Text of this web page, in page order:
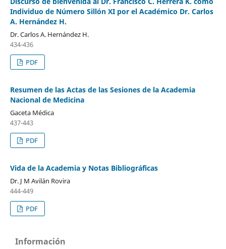
Individuo de Número Sillón XI por el Académico Dr. Carlos
A. Hernández H.
Dr. Carlos A. Hernández H.
434-436
PDF
Resumen de las Actas de las Sesiones de la Academia
Nacional de Medicina
Gaceta Médica
437-443
PDF
Vida de la Academia y Notas Bibliográficas
Dr. J M Avilán Rovira
444-449
PDF
Información